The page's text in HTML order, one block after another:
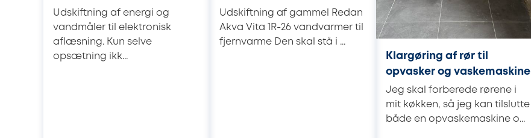
Udskiftning af energi og
vandmåler til elektronisk
aflæsning. Kun selve
opsætning ikk...
Udskiftning af gammel Redan
Akva Vita 1R-26 vandvarmer til
fjernvarme Den skal stå i ...
Klargøring af rør til
opvasker og vaskemaskine
Jeg skal forberede rørene i
mit køkken, så jeg kan tilslutte
både en opvaskemaskine o...